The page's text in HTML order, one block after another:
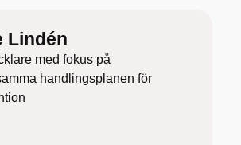
Lindén
med fokus på
handlingsplanen för